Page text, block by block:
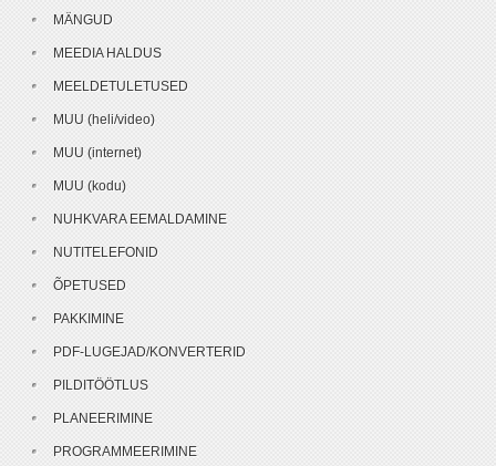
MÄNGUD
MEEDIA HALDUS
MEELDETULETUSED
MUU (heli/video)
MUU (internet)
MUU (kodu)
NUHKVARA EEMALDAMINE
NUTITELEFONID
ÕPETUSED
PAKKIMINE
PDF-LUGEJAD/KONVERTERID
PILDITÖÖTLUS
PLANEERIMINE
PROGRAMMEERIMINE